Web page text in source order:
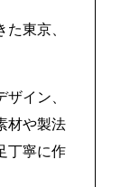
東京、
イン、
材や製法
丁寧に作